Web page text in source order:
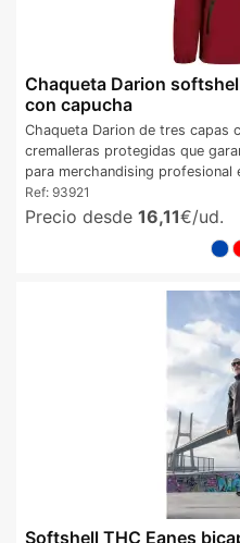
Chaqueta Darion
con capucha
Chaqueta Darion de tres capas
cremalleras protegidas que
para merchandising profesional
Ref: 93921
Precio desde 16,11€/ud.
Softshell THC Eanes